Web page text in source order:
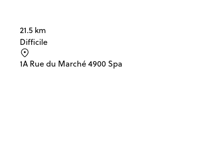
21.5 km
Difficile
1A Rue du Marché 4900 Spa